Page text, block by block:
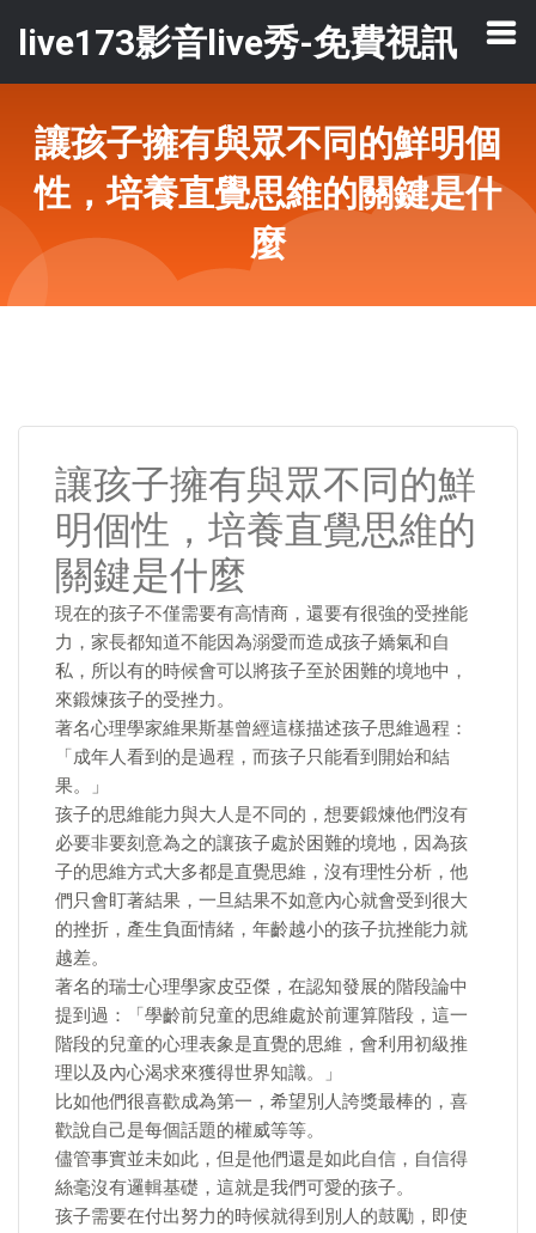
live173影音live秀-免費視訊
讓孩子擁有與眾不同的鮮明個
性，培養直覺思維的關鍵是什
麼
讓孩子擁有與眾不同的鮮
明個性，培養直覺思維的
關鍵是什麼
現在的孩子不僅需要有高情商，還要有很強的受挫能
力，家長都知道不能因為溺愛而造成孩子嬌氣和自
私，所以有的時候會可以將孩子至於困難的境地中，
來鍛煉孩子的受挫力。
著名心理學家維果斯基曾經這樣描述孩子思維過程：
「成年人看到的是過程，而孩子只能看到開始和結
果。」
孩子的思維能力與大人是不同的，想要鍛煉他們沒有
必要非要刻意為之的讓孩子處於困難的境地，因為孩
子的思維方式大多都是直覺思維，沒有理性分析，他
們只會盯著結果，一旦結果不如意內心就會受到很大
的挫折，產生負面情緒，年齡越小的孩子抗挫能力就
越差。
著名的瑞士心理學家皮亞傑，在認知發展的階段論中
提到過：「學齡前兒童的思維處於前運算階段，這一
階段的兒童的心理表象是直覺的思維，會利用初級推
理以及內心渴求來獲得世界知識。」
比如他們很喜歡成為第一，希望別人誇獎最棒的，喜
歡說自己是每個話題的權威等等。
儘管事實並未如此，但是他們還是如此自信，自信得
絲毫沒有邏輯基礎，這就是我們可愛的孩子。
孩子需要在付出努力的時候就得到別人的鼓勵，即使